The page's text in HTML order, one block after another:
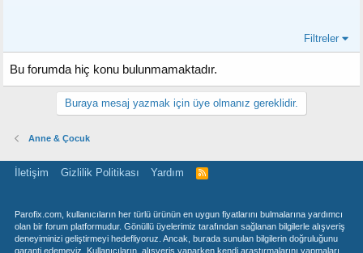
Filtreler
Bu forumda hiç konu bulunmamaktadır.
Buraya mesaj yazmak için üye olmanız gereklidir.
Anne & Çocuk
İletişim Gizlilik Politikası Yardım
R
Parofix.com, kullanıcıların her türlü ürünün en uygun fiyatlarını bulmalarına yardımcı
olan bir forum platformudur. Gönüllü üyelerimiz tarafından sağlanan bilgilerle alışveriş
deneyiminizi geliştirmeyi hedefliyoruz. Ancak, burada sunulan bilgilerin doğruluğunu
garanti edemeyiz. Kullanıcıların, alışveriş yaparken kendi araştırmalarını yapmaları